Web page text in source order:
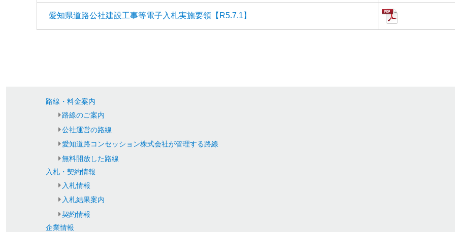
愛知県道路公社建設工事等電子入札実施要領【R5.7.1】
路線・料金案内
路線のご案内
公社運営の路線
愛知道路コンセッション株式会社が管理する路線
無料開放した路線
入札・契約情報
入札情報
入札結果案内
契約情報
企業情報